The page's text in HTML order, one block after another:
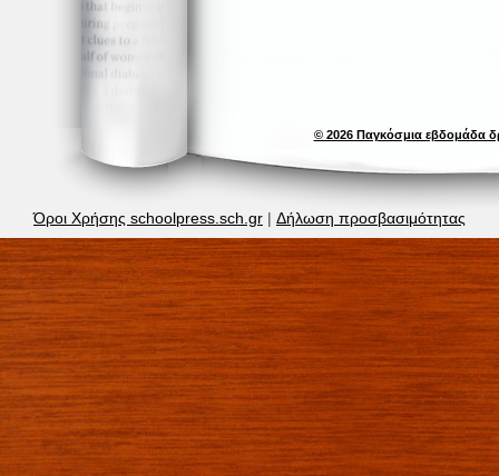
© 2026 Παγκόσμια εβδομάδα
Όροι Χρήσης schoolpress.sch.gr | Δήλωση προσβασιμότητας